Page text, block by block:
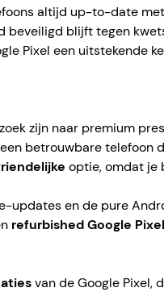
altijd up-to-date
blijft tegen
Pixel een uitstekende
zijn naar premium
betrouwbare telefoon
optie, omdat je
updates en de pure
refurbished Google Pixel
van de Google Pixel,